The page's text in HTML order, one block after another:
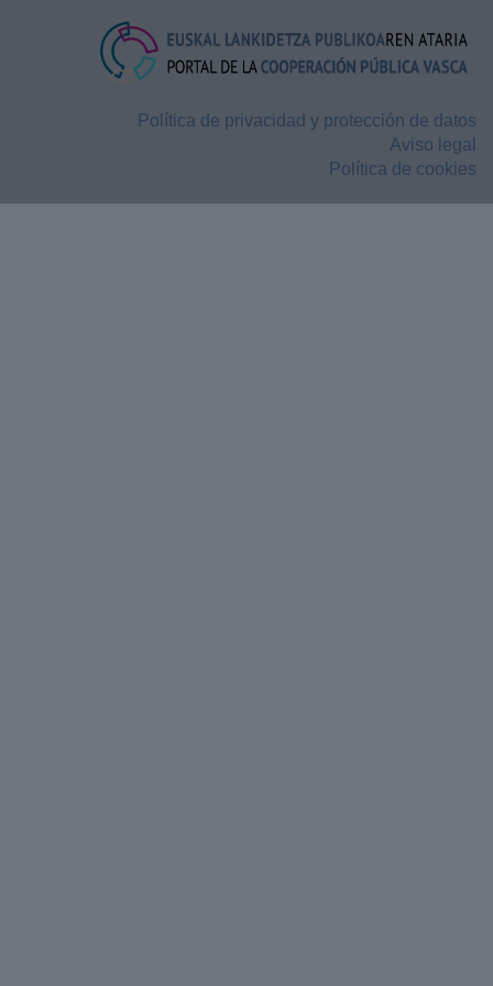
Política de privacidad y protección de datos
Aviso legal
Política de cookies